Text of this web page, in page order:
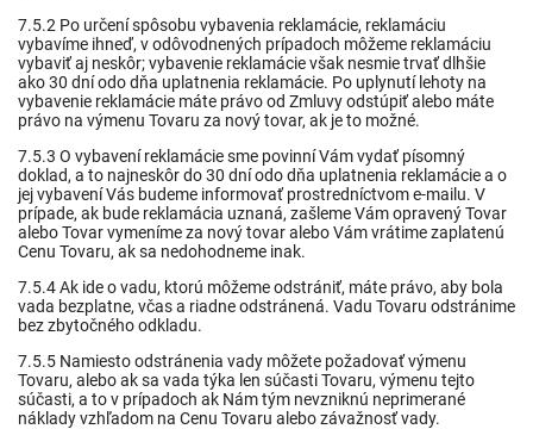
7.5.2 Po určení spôsobu vybavenia reklamácie, reklamáciu
vybavíme ihneď, v odôvodnených prípadoch môžeme reklamáciu
vybaviť aj neskôr; vybavenie reklamácie však nesmie trvať dlhšie
ako 30 dní odo dňa uplatnenia reklamácie. Po uplynutí lehoty na
vybavenie reklamácie máte právo od Zmluvy odstúpiť alebo máte
právo na výmenu Tovaru za nový tovar, ak je to možné.
7.5.3 O vybavení reklamácie sme povinní Vám vydať písomný
doklad, a to najneskôr do 30 dní odo dňa uplatnenia reklamácie a o
jej vybavení Vás budeme informovať prostredníctvom e-mailu. V
prípade, ak bude reklamácia uznaná, zašleme Vám opravený Tovar
alebo Tovar vymeníme za nový tovar alebo Vám vrátime zaplatenú
Cenu Tovaru, ak sa nedohodneme inak.
7.5.4 Ak ide o vadu, ktorú môžeme odstrániť, máte právo, aby bola
vada bezplatne, včas a riadne odstránená. Vadu Tovaru odstránime
bez zbytočného odkladu.
7.5.5 Namiesto odstránenia vady môžete požadovať výmenu
Tovaru, alebo ak sa vada týka len súčasti Tovaru, výmenu tejto
súčasti, a to v prípadoch ak Nám tým nevzniknú neprimerané
náklady vzhľadom na Cenu Tovaru alebo závažnosť vady.